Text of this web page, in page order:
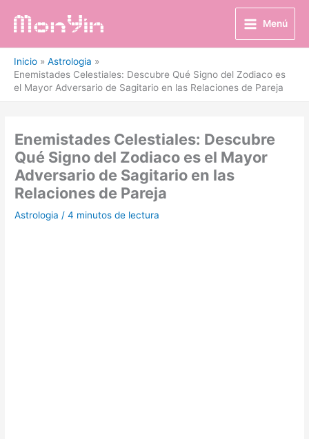
Menú
Inicio
Astrologia
Enemistades Celestiales: Descubre Qué Signo del Zodiaco es
el Mayor Adversario de Sagitario en las Relaciones de Pareja
Enemistades Celestiales: Descubre
Qué Signo del Zodiaco es el Mayor
Adversario de Sagitario en las
Relaciones de Pareja
Astrologia /4 minutos de lectura